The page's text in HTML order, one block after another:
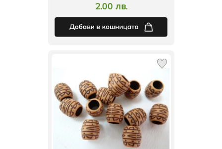
2.00 лв.